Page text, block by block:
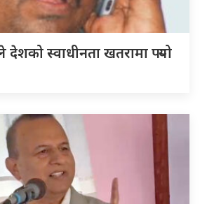
स्वाधीनता खतरामा पर्‍यो